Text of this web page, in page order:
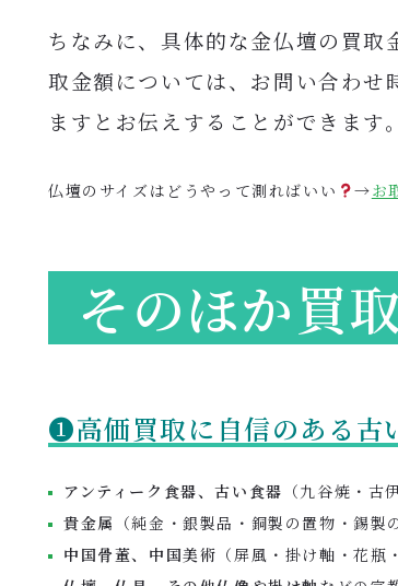
ちなみに、具体的な金仏壇の買
取金額については、お問い合わせ
ますとお伝えすることができます。
仏壇のサイズはどうやって測ればいい →お
そのほか買
❶高価買取に自信のある古
アンティーク食器、古い食器 （九谷焼・古
貴金属 （純金・銀製品・銅製の置物・錫製
中国骨董、中国美術 （屏風・掛け軸・花瓶